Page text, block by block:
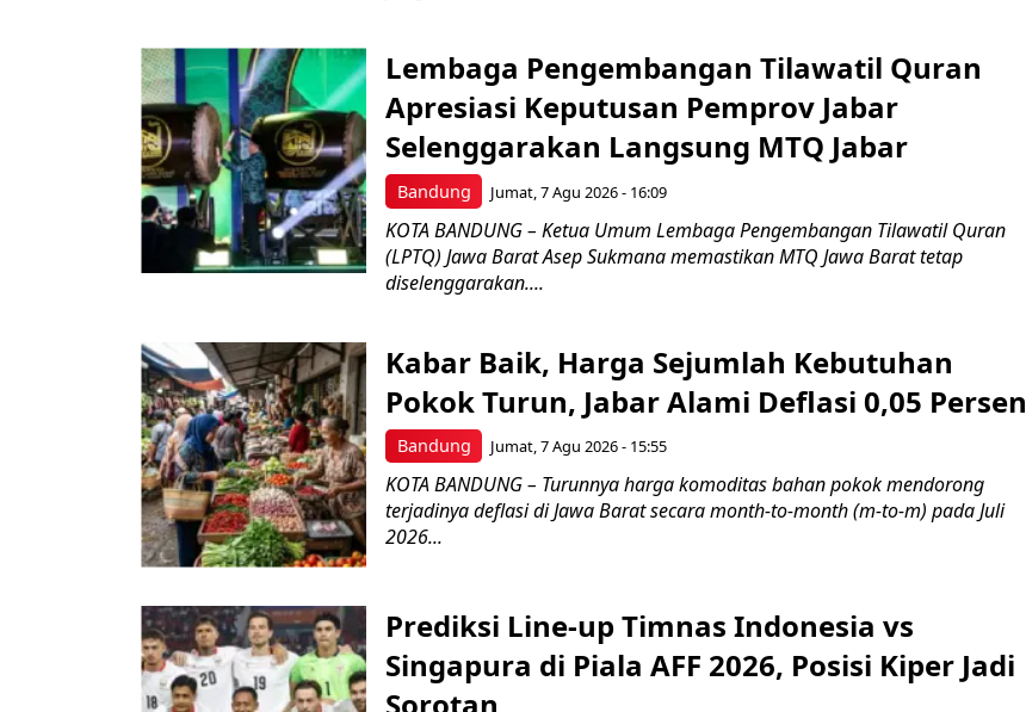
Bandung
Lembaga Pengembangan Tilawatil Quran
Apresiasi Keputusan Pemprov Jabar
Selenggarakan Langsung MTQ Jabar
Jumat, 7 Agu 2026 - 16:09
KOTA BANDUNG – Ketua Umum Lembaga Pengembangan Tilawatil Quran
(LPTQ) Jawa Barat Asep Sukmana memastikan MTQ Jawa Barat tetap
diselenggarakan....
Bandung
Kabar Baik, Harga Sejumlah Kebutuhan
Pokok Turun, Jabar Alami Deflasi 0,05 Persen
Jumat, 7 Agu 2026 - 15:55
KOTA BANDUNG – Turunnya harga komoditas bahan pokok mendorong
terjadinya deflasi di Jawa Barat secara month-to-month (m-to-m) pada Juli
2026...
Prediksi Line-up Timnas Indonesia vs
Singapura di Piala AFF 2026, Posisi Kiper Jadi
Sorotan